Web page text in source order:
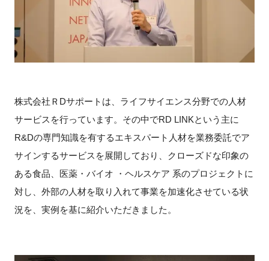
株式会社ＲDサポートは、ライフサイエンス分野での人材
サービスを行っています。その中でRD LINKという主に
R&Dの専門知識を有するエキスパート人材を業務委託でア
サインするサービスを展開しており、クローズドな印象の
ある食品、医薬・バイオ ・ヘルスケア 系のプロジェクトに
対し、外部の人材を取り入れて事業を加速化させている状
況を、実例を基に紹介いただきました。